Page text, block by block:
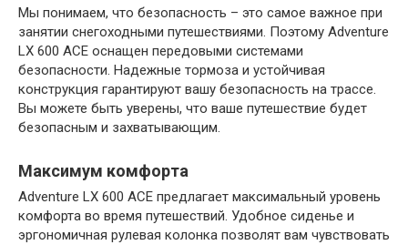
Мы понимаем, что безопасность – это самое важное при
занятии снегоходными путешествиями. Поэтому Adventure
LX 600 ACE оснащен передовыми системами
безопасности. Надежные тормоза и устойчивая
конструкция гарантируют вашу безопасность на трассе.
Вы можете быть уверены, что ваше путешествие будет
безопасным и захватывающим.
Максимум комфорта
Adventure LX 600 ACE предлагает максимальный уровень
комфорта во время путешествий. Удобное сиденье и
эргономичная рулевая колонка позволят вам чувствовать